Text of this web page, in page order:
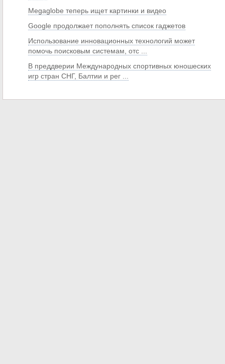
Megaglobe теперь ищет картинки и видео
Google продолжает пополнять список гаджетов
Использование инновационных технологий может
помочь поисковым системам, отс ...
В преддверии Международных спортивных юношеских
игр стран СНГ, Балтии и рег ...